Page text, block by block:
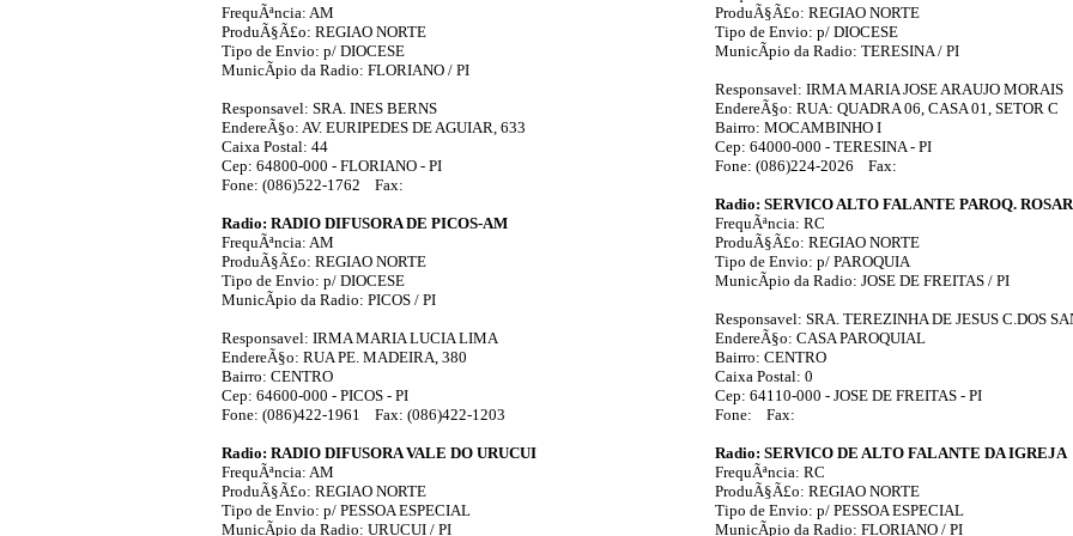
FrequÃªncia: AM
ProduÃ§Ã£o: REGIAO NORTE
Tipo de Envio: p/ DIOCESE
MunicÃ­pio da Radio: FLORIANO / PI
Responsavel: SRA. INES BERNS
EndereÃ§o: AV. EURIPEDES DE AGUIAR, 633
Caixa Postal: 44
Cep: 64800-000 - FLORIANO - PI
Fone: (086)522-1762 Fax:
Radio: RADIO DIFUSORA DE PICOS-AM
FrequÃªncia: AM
ProduÃ§Ã£o: REGIAO NORTE
Tipo de Envio: p/ DIOCESE
MunicÃ­pio da Radio: PICOS / PI
Responsavel: IRMA MARIA LUCIA LIMA
EndereÃ§o: RUA PE. MADEIRA, 380
Bairro: CENTRO
Cep: 64600-000 - PICOS - PI
Fone: (086)422-1961 Fax: (086)422-1203
Radio: RADIO DIFUSORA VALE DO URUCUI
FrequÃªncia: AM
ProduÃ§Ã£o: REGIAO NORTE
Tipo de Envio: p/ PESSOA ESPECIAL
MunicÃ­pio da Radio: URUCUI / PI
ProduÃ§Ã£o: REGIAO NORTE
Tipo de Envio: p/ DIOCESE
MunicÃ­pio da Radio: TERESINA / PI
Responsavel: IRMA MARIA JOSE ARAUJO MORAIS
EndereÃ§o: RUA: QUADRA 06, CASA 01, SETOR C
Bairro: MOCAMBINHO I
Cep: 64000-000 - TERESINA - PI
Fone: (086)224-2026 Fax:
Radio: SERVICO ALTO FALANTE PAROQ.
FrequÃªncia: RC
ProduÃ§Ã£o: REGIAO NORTE
Tipo de Envio: p/ PAROQUIA
MunicÃ­pio da Radio: JOSE DE FREITAS / PI
Responsavel: SRA. TEREZINHA DE JESUS C.DOS
EndereÃ§o: CASA PAROQUIAL
Bairro: CENTRO
Caixa Postal: 0
Cep: 64110-000 - JOSE DE FREITAS - PI
Fone: Fax:
Radio: SERVICO DE ALTO FALANTE DA IGREJA
FrequÃªncia: RC
ProduÃ§Ã£o: REGIAO NORTE
Tipo de Envio: p/ PESSOA ESPECIAL
MunicÃ­pio da Radio: FLORIANO / PI